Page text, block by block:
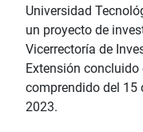
Universidad
un proyecto de
Vicerrectoría de
Extensión
comprendido del 15
2023.